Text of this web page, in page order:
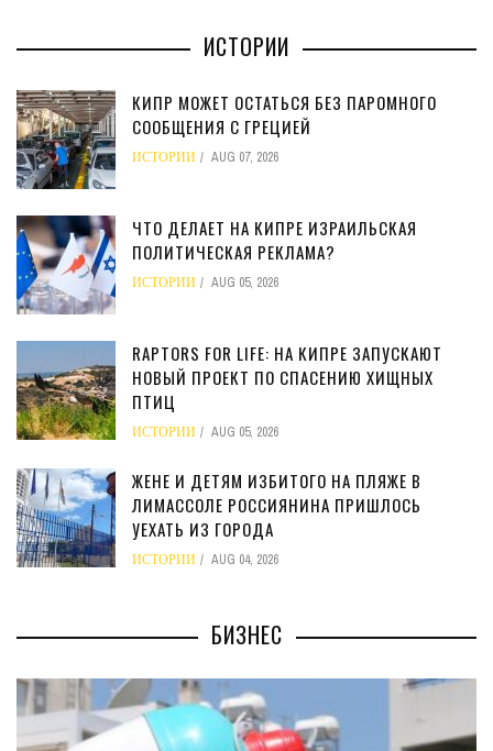
ИСТОРИИ
КИПР МОЖЕТ ОСТАТЬСЯ БЕЗ ПАРОМНОГО
СООБЩЕНИЯ С ГРЕЦИЕЙ
ИСТОРИИ AUG 07, 2026
ЧТО ДЕЛАЕТ НА КИПРЕ ИЗРАИЛЬСКАЯ
ПОЛИТИЧЕСКАЯ РЕКЛАМА?
ИСТОРИИ AUG 05, 2026
RAPTORS FOR LIFE: НА КИПРЕ ЗАПУСКАЮТ
НОВЫЙ ПРОЕКТ ПО СПАСЕНИЮ ХИЩНЫХ
ПТИЦ
ИСТОРИИ AUG 05, 2026
ЖЕНЕ И ДЕТЯМ ИЗБИТОГО НА ПЛЯЖЕ В
ЛИМАССОЛЕ РОССИЯНИНА ПРИШЛОСЬ
УЕХАТЬ ИЗ ГОРОДА
ИСТОРИИ AUG 04, 2026
БИЗНЕС